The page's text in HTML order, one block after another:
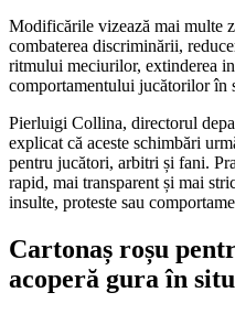
Modificările vizează mai multe
combaterea discriminării,
ritmului meciurilor, extinderea
comportamentului jucătorilor în
Pierluigi Collina, directorul
explicat că aceste schimbări
pentru jucători, arbitri și fani.
rapid, mai transparent și mai
insulte, proteste sau
Cartonaș roșu
acoperă gura în